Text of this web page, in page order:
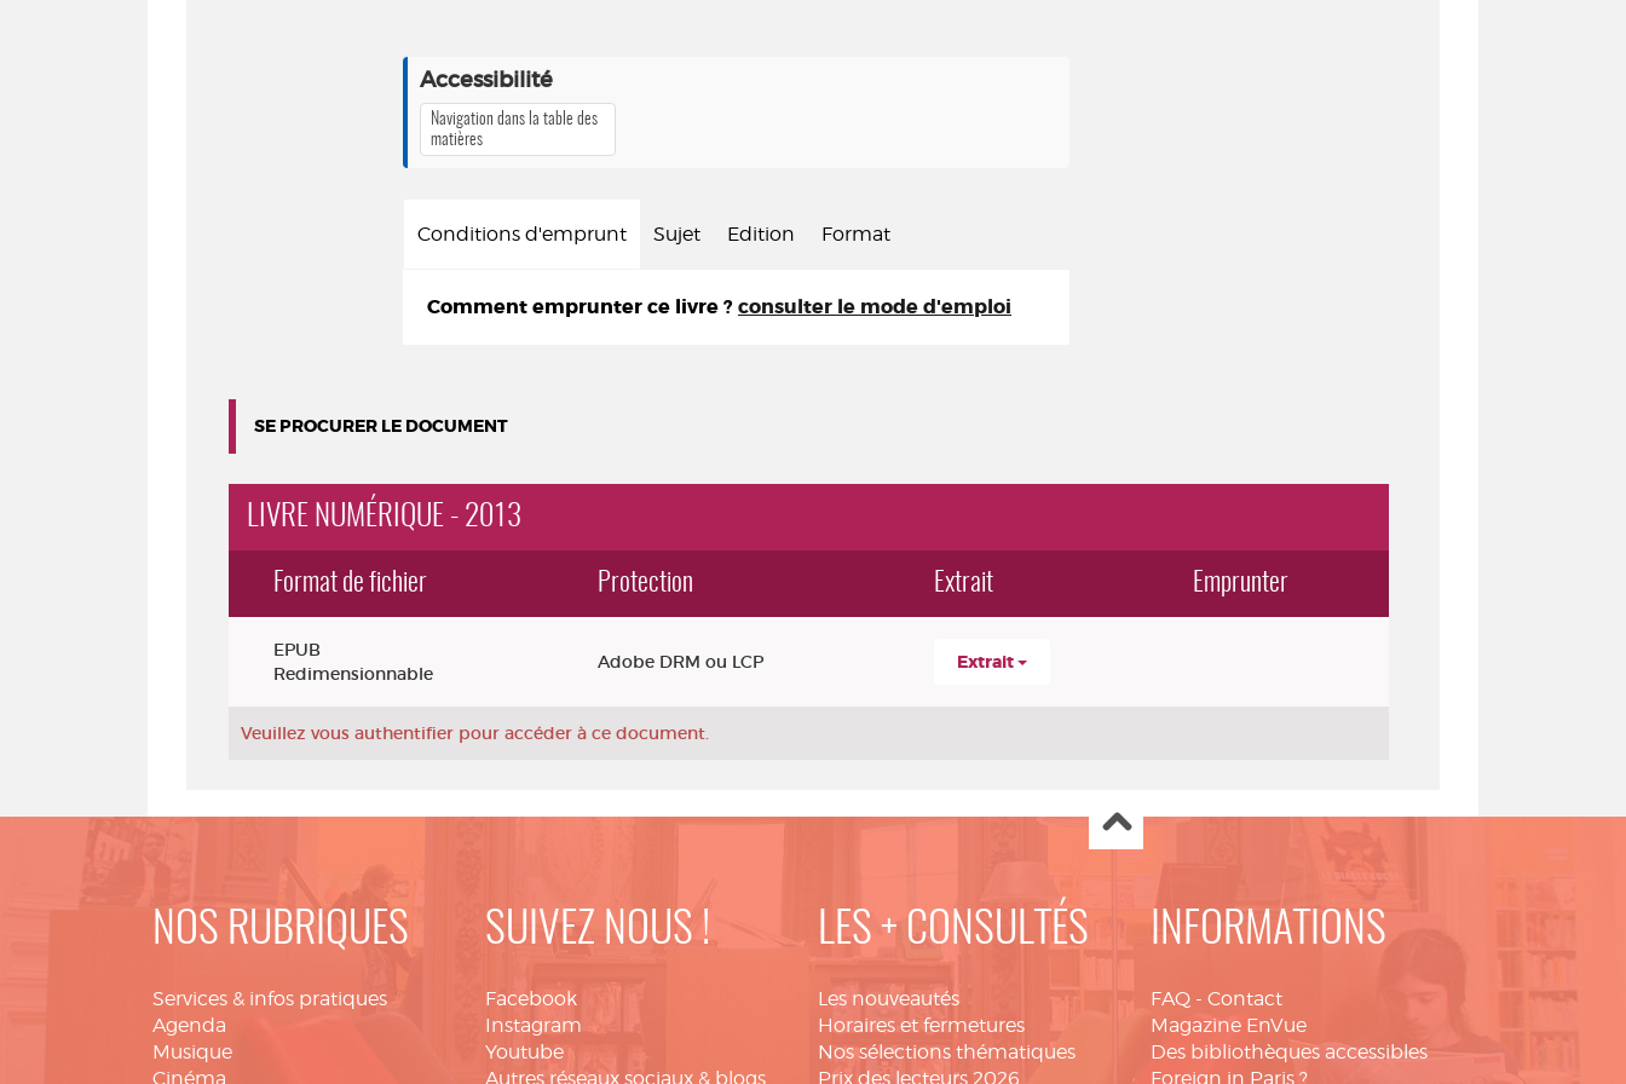
Accessibilité
Navigation dans la table des
matières
Conditions d'emprunt Sujet Edition Format
Comment emprunter ce livre ? consulter le mode d'emploi
SE PROCURER LE DOCUMENT
LIVRE NUMÉRIQUE - 2013
Format de fichier Protection Extrait Emprunter
EPUB
Redimensionnable
Adobe DRM ou LCP Extrait
Veuillez vous authentifier pour accéder à ce document.
NOS RUBRIQUES
Services & infos pratiques
Agenda
Musique
Cinéma
SUIVEZ NOUS !
Facebook
Instagram
Youtube
Autres réseaux sociaux & blogs
LES + CONSULTÉS
Les nouveautés
Horaires et fermetures
Nos sélections thématiques
Prix des lecteurs 2026
INFORMATIONS
FAQ - Contact
Magazine EnVue
Des bibliothèques accessibles
Foreign in Paris ?